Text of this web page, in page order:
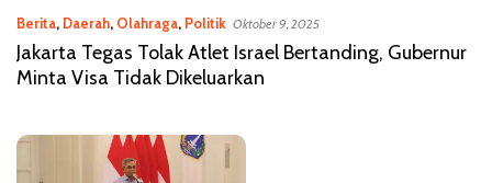
Berita, Daerah, Olahraga, Politik Oktober 9, 2025
Jakarta Tegas Tolak Atlet Israel Bertanding, Gubernur
Minta Visa Tidak Dikeluarkan